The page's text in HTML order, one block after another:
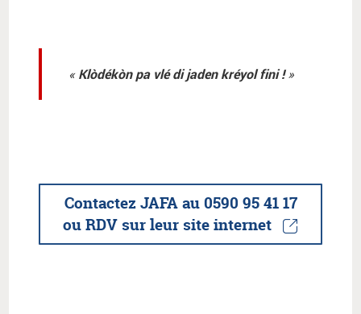
Klòdékòn pa vlé di jaden kréyol fini !
Contactez JAFA au 0590 95 41 17
ou RDV sur leur site internet